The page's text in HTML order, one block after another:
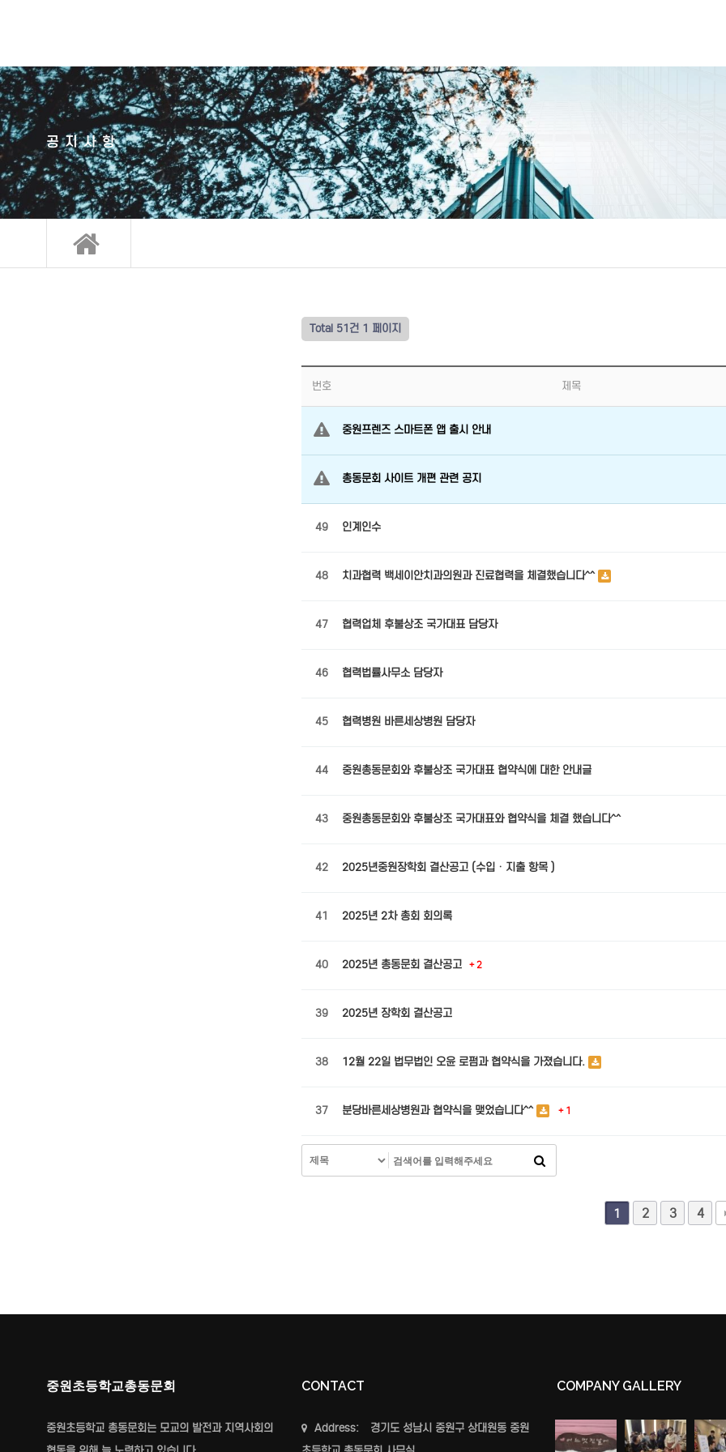
공지사항
Total 51건 1 페이지
번호 제목
중원프렌즈 스마트폰 앱 출시 안내
총동문회 사이트 개편 관련 공지
49 인계인수
48 치과협력 백세이안치과의원과 진료협력을 체결했습니다^^
47 협력업체 후불상조 국가대표 담당자
46 협력법률사무소 담당자
45 협력병원 바른세상병원 담당자
44 중원총동문회와 후불상조 국가대표 협약식에 대한 안내글
43 중원총동문회와 후불상조 국가대표와 협약식을 체결 했습니다^^
42 2025년중원장학회 결산공고 (수입ㆍ지출 항목 )
41 2025년 2차 총회 회의록
40 2025년 총동문회 결산공고 + 2
39 2025년 장학회 결산공고
38 12월 22일 법무법인 오윤 로펌과 협약식을 가졌습니다.
37 분당바른세상병원과 협약식을 맺었습니다^^ + 1
1 2 3 4
중원초등학교총동문회
중원초등학교 총동문회는 모교의 발전과 지역사회의
CONTACT
Address:
경기도 성남시 중원구 상대원동 중원
COMPANY GALLERY